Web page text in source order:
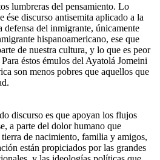
lumbreras del pensamiento. Lo
ése discurso antisemita aplicado a la
defensa del inmigrante, únicamente
hispanoamericano, ese que
de nuestra cultura, y lo que es peor
éstos émulos del Ayatolá Jomeini
son menos pobres que aquellos que
discurso es que apoyan los flujos
a parte del dolor humano que
de nacimiento, familia y amigos,
están propiciados por las grandes